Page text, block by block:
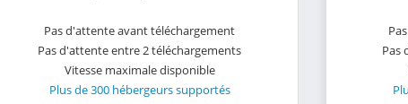
Pas d'attente avant téléchargement
Pas d'attente entre 2 téléchargements
Vitesse maximale disponible
Plus de 300 hébergeurs supportés
Pas